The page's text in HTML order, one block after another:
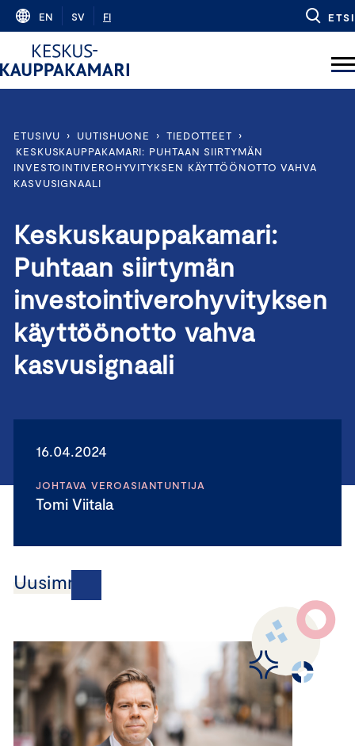
Skip
content
EN SV FI ETSI
ETUSIVU › UUTISHUONE › TIEDOTTEET
›
KESKUSKAUPPAKAMARI: PUHTAAN SIIRTYMÄN
INVESTOINTIVEROHYVITYKSEN KÄYTTÖÖNOTTO VAHVA
KASVUSIGNAALI
Keskuskauppakamari:
Puhtaan siirtymän
investointiverohyvityksen
käyttöönotto vahva
kasvusignaali
16.04.2024
JOHTAVA VEROASIANTUNTIJA
Tomi Viitala
Uusimmat